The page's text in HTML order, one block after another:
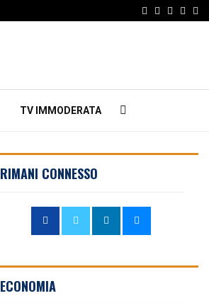
Facebook
Twitter
TV IMMODERATA
RIMANI CONNESSO
ECONOMIA